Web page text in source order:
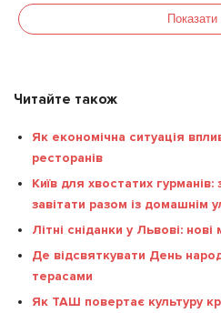
Показати
Читайте також
Як економічна ситуація
ресторанів
Київ для хвостатих
завітати разом із домашнім
Літні сніданки у Львові: нові
Де відсвяткувати День
терасами
Як ТАШ повертає культуру